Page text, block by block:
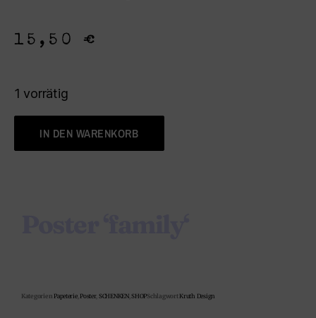
15,50 €
1 vorrätig
IN DEN WARENKORB
Kategorien Papeterie, Poster, SCHENKEN,SHOPSchlagwort Kruth Design